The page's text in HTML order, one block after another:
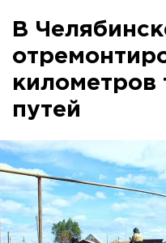
В
километров
путей